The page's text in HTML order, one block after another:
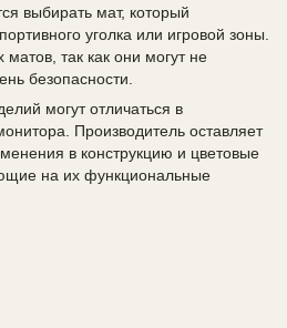
выбирать мат, который
уголка или игровой зоны.
так как они могут не
безопасности.
могут отличаться в
Производитель оставляет
в конструкцию и цветовые
на их функциональные